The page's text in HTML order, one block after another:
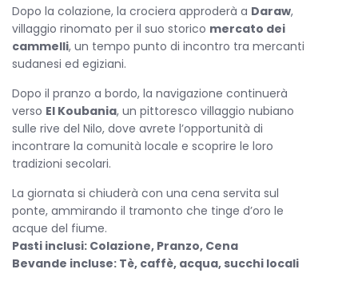
Dopo la colazione, la crociera approderà a Daraw,
villaggio rinomato per il suo storico mercato dei
cammelli, un tempo punto di incontro tra mercanti
sudanesi ed egiziani.
Dopo il pranzo a bordo, la navigazione continuerà
verso El Koubania, un pittoresco villaggio nubiano
sulle rive del Nilo, dove avrete l’opportunità di
incontrare la comunità locale e scoprire le loro
tradizioni secolari.
La giornata si chiuderà con una cena servita sul
ponte, ammirando il tramonto che tinge d’oro le
acque del fiume.
Pasti inclusi: Colazione, Pranzo, Cena
Bevande incluse: Tè, caffè, acqua, succhi locali